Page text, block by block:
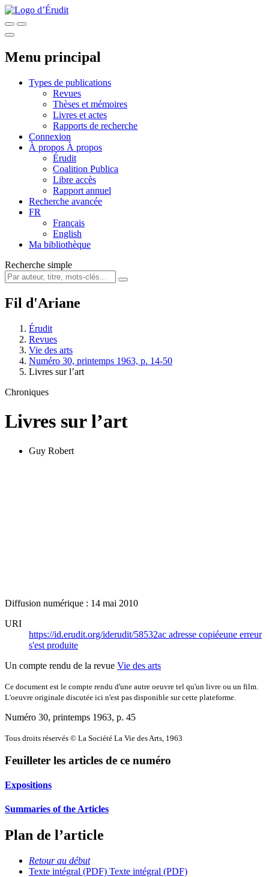
Menu principal
Types de publications
Revues
Thèses et mémoires
Livres et actes
Rapports de recherche
Connexion
À propos À propos
Érudit
Coalition Publica
Libre accès
Rapport annuel
Recherche avancée
FR
Français
English
Ma bibliothèque
Recherche simple
Fil d'Ariane
Érudit
Revues
Vie des arts
Numéro 30, printemps 1963, p. 14-50
Livres sur l’art
Chroniques
Livres sur l’art
Guy Robert
Diffusion numérique : 14 mai 2010
URI
https://id.erudit.org/iderudit/58532ac adresse copiéeune erreur
s'est produite
Un compte rendu de la revue Vie des arts
Ce document est le compte rendu d'une autre oeuvre tel qu'un livre ou un film.
L'oeuvre originale discutée ici n'est pas disponible sur cette plateforme.
Numéro 30, printemps 1963, p. 45
Tous droits réservés © La Société La Vie des Arts, 1963
Feuilleter les articles de ce numéro
Expositions
Summaries of the Articles
Plan de l’article
Retour au début
Texte intégral (PDF) Texte intégral (PDF)